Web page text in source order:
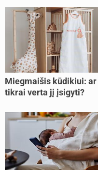
Miegmaišis kūdikiui: ar
tikrai verta jį įsigyti?